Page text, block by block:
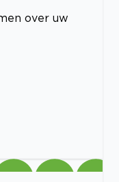
over uw